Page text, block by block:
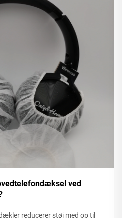
ved
reducerer støj med op til